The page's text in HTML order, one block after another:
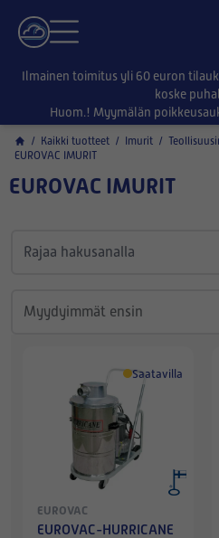
Ilmainen toimitus yli 60 euron
koske
Huom.! Myymälän
/ Kaikki tuotteet / Imurit /
EUROVAC IMURIT
EUROVAC IMURIT
Saatavilla
EUROVAC
EUROVAC-HURRICANE